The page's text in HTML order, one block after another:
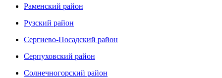
Раменский район
Рузский район
Сергиево-Посадский район
Серпуховский район
Солнечногорский район